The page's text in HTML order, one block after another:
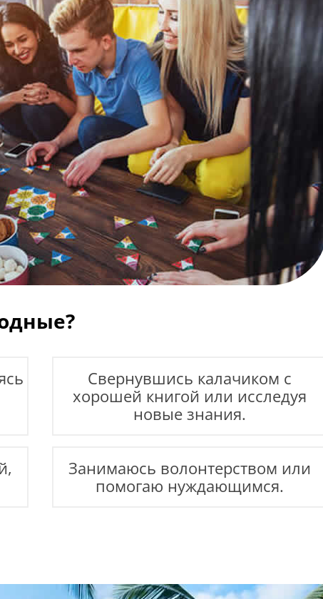
Свернувшись калачиком с
хорошей книгой или исследуя
новые знания.
Занимаюсь волонтерством или
помогаю нуждающимся.